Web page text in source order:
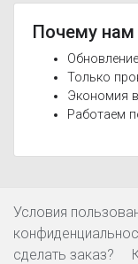
Почему
Только
Экономия
Работаем
Условия
сделать заказ?